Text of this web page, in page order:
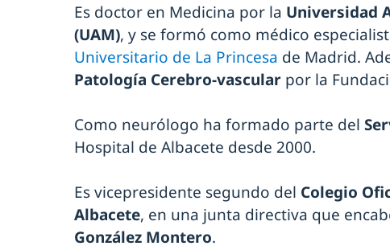
Es doctor en Medicina por la Universidad
(UAM), y se formó como médico
Universitario de La Princesa de Madrid.
Patología Cerebro-vascular por la
Como neurólogo ha formado parte del
Hospital de Albacete desde 2000.
Es vicepresidente segundo del Colegio
Albacete, en una junta directiva que
González Montero.